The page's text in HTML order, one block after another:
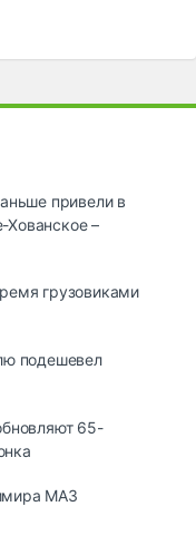
привели в
Хованское –
грузовиками
подешевел
65-
МАЗ